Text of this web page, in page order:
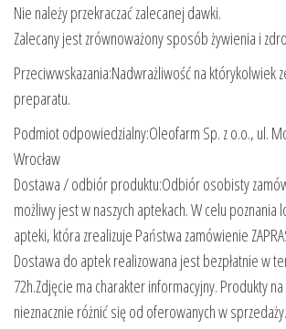
Nie należy przekraczać zalecanej dawki.
Zalecany jest zrównoważony sposób żywienia i
Przeciwwskazania:Nadwrażliwość na którykolwiek
preparatu.
Podmiot odpowiedzialny:Oleofarm Sp. z o.o., ul.
Wrocław
Dostawa / odbiór produktu:Odbiór osobisty
możliwy jest w naszych aptekach. W celu poznania
apteki, która zrealizuje Państwa zamówienie
Dostawa do aptek realizowana jest bezpłatnie w
72h.Zdjęcie ma charakter informacyjny. Produkty
nieznacznie różnić się od oferowanych w sprzedaży.